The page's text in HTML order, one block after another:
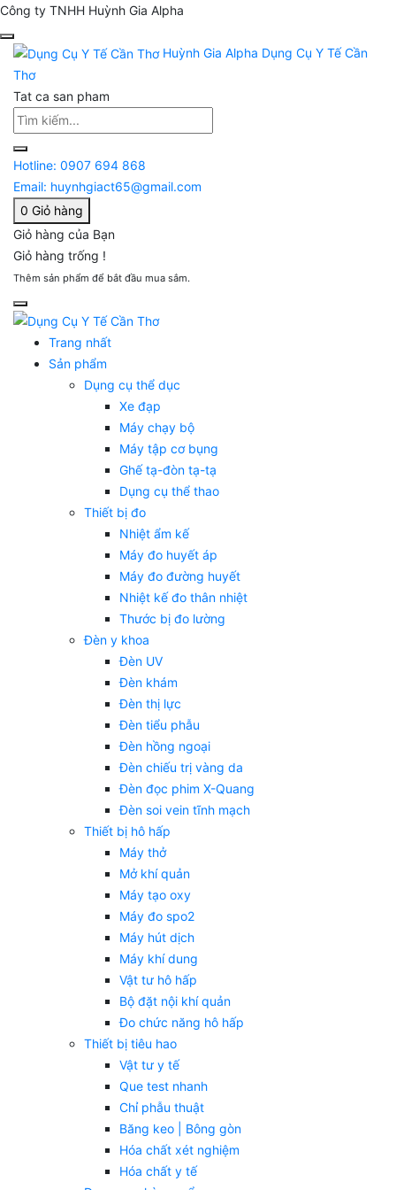
Công ty TNHH Huỳnh Gia Alpha
Huỳnh Gia Alpha Dụng Cụ Y Tế Cần
Thơ
Tat ca san pham
Hotline: 0907 694 868
Email: huynhgiact65@gmail.com
0 Giỏ hàng
Giỏ hàng của Bạn
Giỏ hàng trống !
Thêm sản phẩm để bắt đầu mua sắm.
Trang nhất
Sản phẩm
Dụng cụ thể dục
Xe đạp
Máy chạy bộ
Máy tập cơ bụng
Ghế tạ-đòn tạ-tạ
Dụng cụ thể thao
Thiết bị đo
Nhiệt ẩm kế
Máy đo huyết áp
Máy đo đường huyết
Nhiệt kế đo thân nhiệt
Thước bị đo lường
Đèn y khoa
Đèn UV
Đèn khám
Đèn thị lực
Đèn tiểu phẫu
Đèn hồng ngoại
Đèn chiếu trị vàng da
Đèn đọc phim X-Quang
Đèn soi vein tĩnh mạch
Thiết bị hô hấp
Máy thở
Mở khí quản
Máy tạo oxy
Máy đo spo2
Máy hút dịch
Máy khí dung
Vật tư hô hấp
Bộ đặt nội khí quản
Đo chức năng hô hấp
Thiết bị tiêu hao
Vật tư y tế
Que test nhanh
Chỉ phẫu thuật
Băng keo | Bông gòn
Hóa chất xét nghiệm
Hóa chất y tế